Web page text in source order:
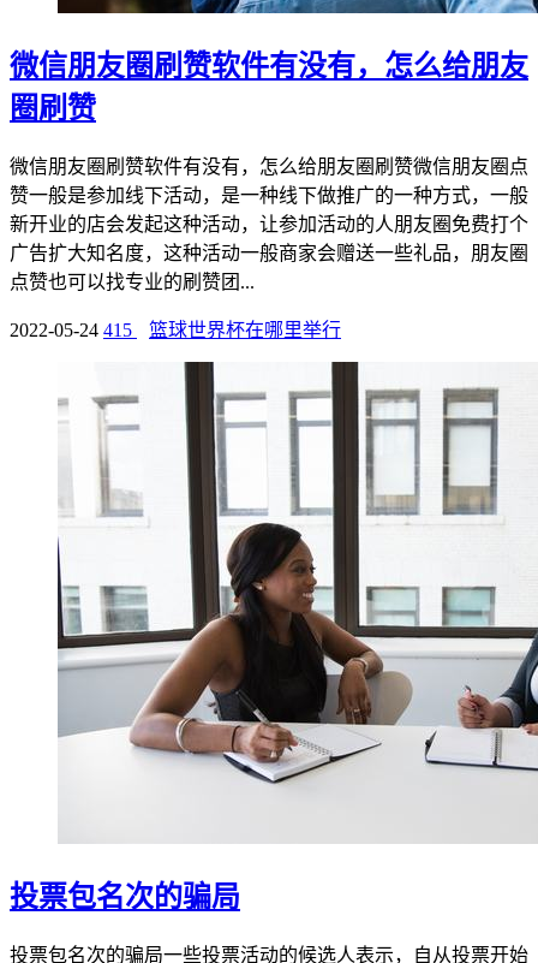
微信朋友圈刷赞软件有没有，怎么给朋友
圈刷赞
微信朋友圈刷赞软件有没有，怎么给朋友圈刷赞微信朋友圈点
赞一般是参加线下活动，是一种线下做推广的一种方式，一般
新开业的店会发起这种活动，让参加活动的人朋友圈免费打个
广告扩大知名度，这种活动一般商家会赠送一些礼品，朋友圈
点赞也可以找专业的刷赞团...
2022-05-24 415 篮球世界杯在哪里举行
投票包名次的骗局
投票包名次的骗局一些投票活动的候选人表示，自从投票开始